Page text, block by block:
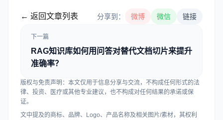
← 返回文章列表 分享到： 微博 微信 链接
下一篇
RAG知识库如何用问答对替代文档切片来提升
准确率？
版权与免责声明：本文仅用于信息分享与交流，不构成任何形式的法
律、投资、医疗或其他专业建议，也不构成对任何结果的承诺或保
证。
文中提及的商标、品牌、Logo、产品名称及相关图片/素材，其权利